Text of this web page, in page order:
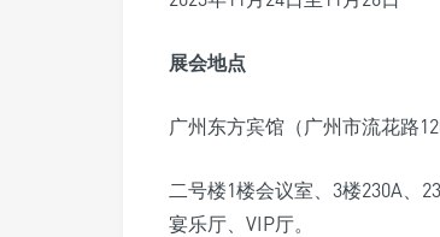
展会地点
广州东方宾馆（广州市流花路
二号楼1楼会议室、3楼230A、
宴乐厅、VIP厅。